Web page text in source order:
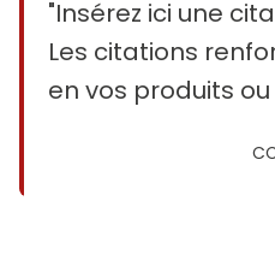
"Insérez ici une
Les citations
en vos produits ou